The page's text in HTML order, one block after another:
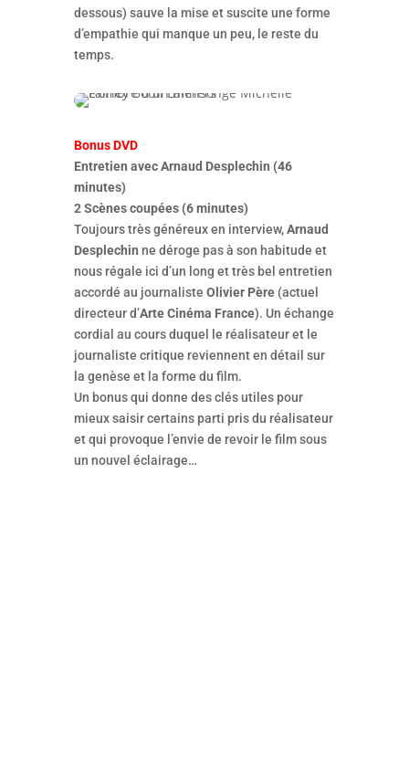
dessous) sauve la mise et suscite une forme
d’empathie qui manque un peu, le reste du
temps.
Bonus DVD
Entretien avec Arnaud Desplechin (46
minutes)
2 Scènes coupées (6 minutes)
Toujours très généreux en interview,Arnaud
Desplechin ne déroge pas à son habitude et
nous régale ici d’un long et très bel entretien
accordé au journaliste Olivier Père(actuel
directeur d’Arte Cinéma France). Un échange
cordial au cours duquel le réalisateur et le
journaliste critique reviennent en détail sur
la genèse et la forme du film.
Un bonus qui donne des clés utiles pour
mieux saisir certains parti pris du réalisateur
et qui provoque l’envie de revoir le film sous
un nouvel éclairage…